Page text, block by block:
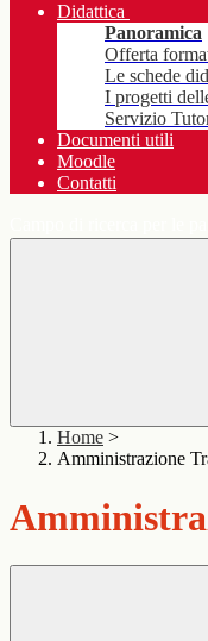
Didattica
Panoramica
Offerta
Le schede
I progetti
Servizio
Documenti utili
Moodle
Contatti
Home >
Amministrazione